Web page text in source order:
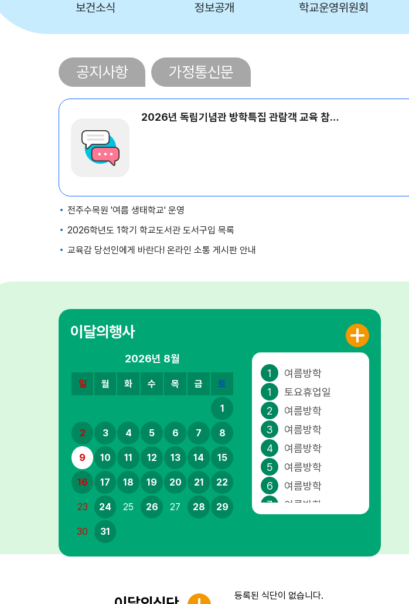
보건소식 정보공개 학교운영위원회
공지사항 가정통신문
2026년 독립기념관 방학특집 관람객 교육 참가가족 모집 안내
전주수목원 '여름 생태학교' 운영
2026학년도 1학기 학교도서관 도서구입 목록
교육감 당선인에게 바란다! 온라인 소통 게시판 안내
이달의행사
2026년 8월
일 월 화 수 목 금 토
1
2 3 4 5 6 7 8
9 10 11 12 13 14 15
16 17 18 19 20 21 22
23 24 25 26 27 28 29
30 31
1
여름방학
1
토요휴업일
2
여름방학
3
여름방학
4
여름방학
5
여름방학
6
여름방학
7
여름방학
9
여름방학
11
여름방학
등록된 식단이 없습니다.